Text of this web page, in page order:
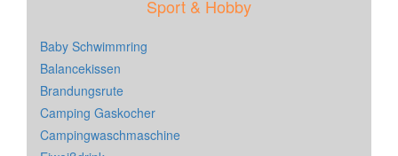
Sport & Hobby
Baby Schwimmring
Balancekissen
Brandungsrute
Camping Gaskocher
Campingwaschmaschine